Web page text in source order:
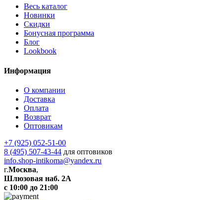
Весь каталог
Новинки
Скидки
Бонусная программа
Блог
Lookbook
Информация
О компании
Доставка
Оплата
Возврат
Оптовикам
+7 (925) 052-51-00
8 (495) 507-43-44 для оптовиков
info.shop-intikoma@yandex.ru
г.Москва,
Шлюзовая наб. 2А
с 10:00 до 21:00